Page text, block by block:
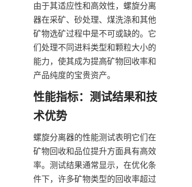
由于其适应性和高效性，螺旋分离
器在采矿、砂处理、煤洗涤和其他
矿物选矿过程中是不可或缺的。它
们处理不同进料类型和颗粒大小的
能力，使其成为提高矿物回收率和
产品纯度的宝贵资产。
性能指标：测试结果和技
术优势
螺旋分离器的性能测试表明它们在
矿物回收和品位提升方面具有高效
率。测试结果通常显示，在优化条
件下，许多矿物类型的回收率超过